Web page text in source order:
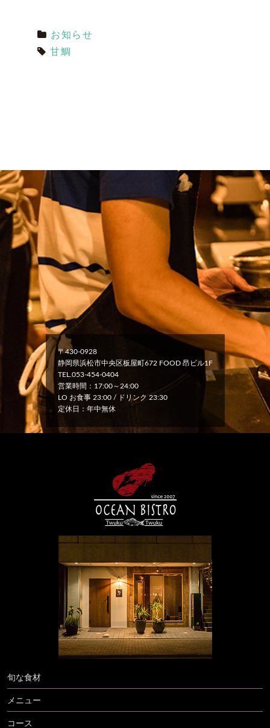
お知らせ
甘鯛
〒430-0928
静岡県浜松市中央区板屋町672 FOOD 昂ビル1F
TEL.053-454-0404
営業時間：17:00～24:00
LO お食事 23:00 / ドリンク 23:30
定休日：年中無休
旬な食材
メニュー
コース